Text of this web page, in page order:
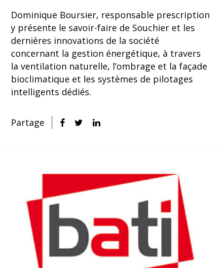
Dominique Boursier, responsable prescription
y présente le savoir-faire de Souchier et les
dernières innovations de la société
concernant la gestion énergétique, à travers
la ventilation naturelle, l’ombrage et la façade
bioclimatique et les systèmes de pilotages
intelligents dédiés.
Partage